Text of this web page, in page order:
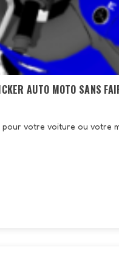
AUTO MOTO SANS
pour votre voiture ou votre